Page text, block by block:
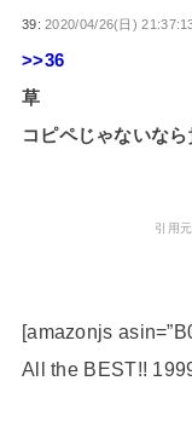
39:2020/04/26(日)
>>36
草
コピペじゃないな
引用
[amazonjs
All the BEST!!